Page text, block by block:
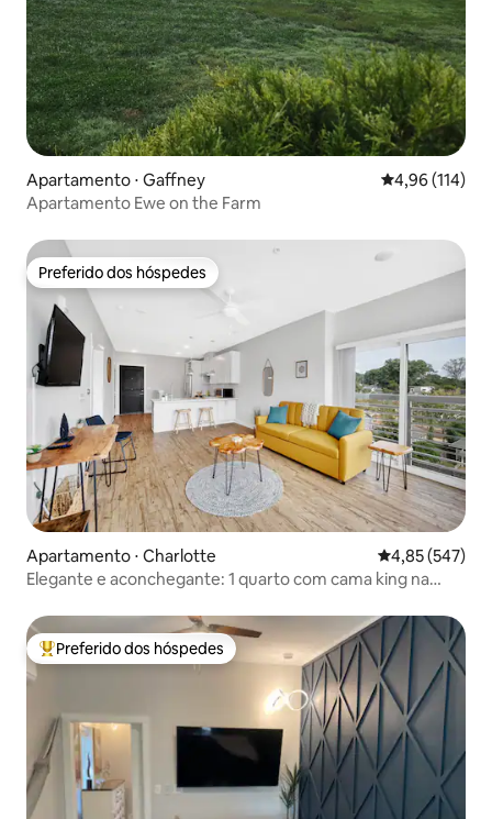
Apartamento ⋅ Gaffney 4,96 de uma
4,96 (114)
Apartamento Ewe on the Farm
Preferido dos hóspedes
Preferido dos hóspedes
Apartamento ⋅ Charlotte 4,85 de uma
4,85 (547)
Elegante e aconchegante: 1 quarto com cama king na
Entre os melhores preferidos dos hóspedes
Preferido dos hóspedes